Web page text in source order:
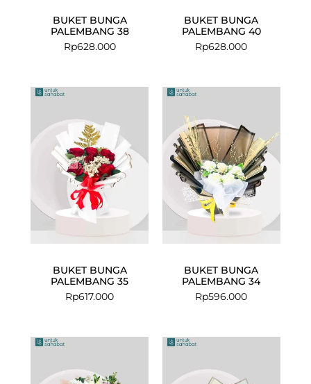
BUKET BUNGA
PALEMBANG 38
Rp628.000
BUKET BUNGA
PALEMBANG 40
Rp628.000
BUKET BUNGA
PALEMBANG 35
Rp617.000
BUKET BUNGA
PALEMBANG 34
Rp596.000